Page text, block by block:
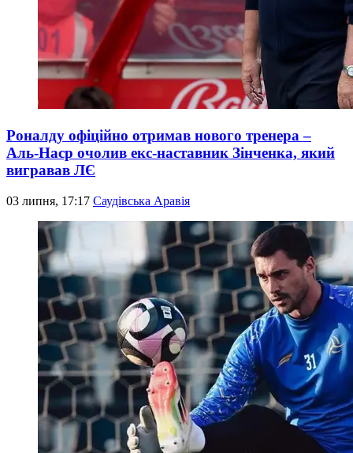
Роналду офіційно отримав нового тренера –
Аль-Наср очолив екс-наставник Зінченка, який
вигравав ЛЄ
03 липня, 17:17 Саудівська Аравія